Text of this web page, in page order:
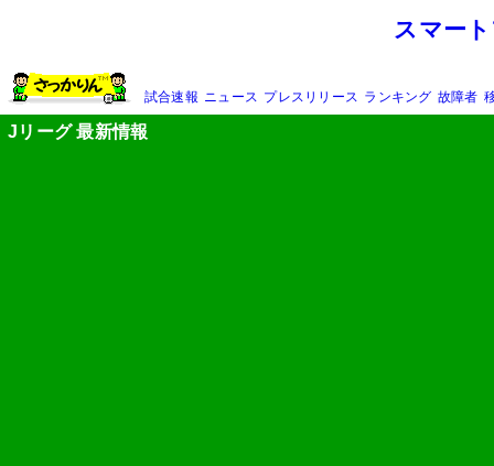
スマー
試合速報 ニュース プレスリリース ランキング 故障者
Jリーグ 最新情報